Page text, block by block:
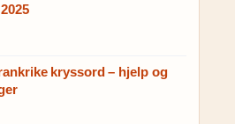
kryssord – hjelp og